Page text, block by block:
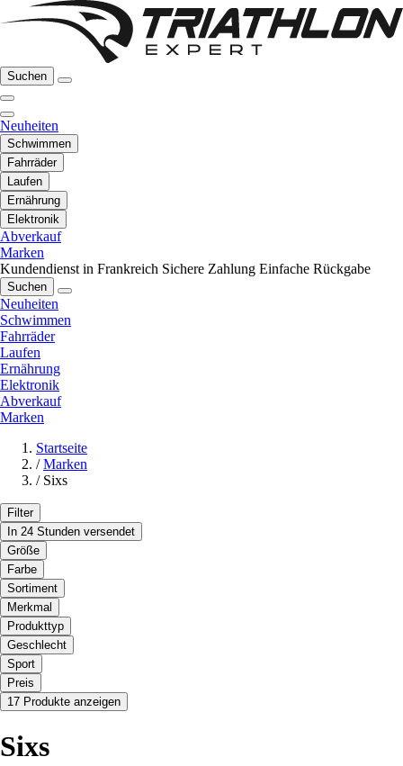
Suchen
Neuheiten
Schwimmen
Fahrräder
Laufen
Ernährung
Elektronik
Abverkauf
Marken
Kundendienst in Frankreich Sichere Zahlung Einfache Rückgabe
Suchen
Neuheiten
Schwimmen
Fahrräder
Laufen
Ernährung
Elektronik
Abverkauf
Marken
Startseite
/ Marken
/ Sixs
Filter
In 24 Stunden versendet
Größe
Farbe
Sortiment
Merkmal
Produkttyp
Geschlecht
Sport
Preis
17 Produkte anzeigen
Sixs